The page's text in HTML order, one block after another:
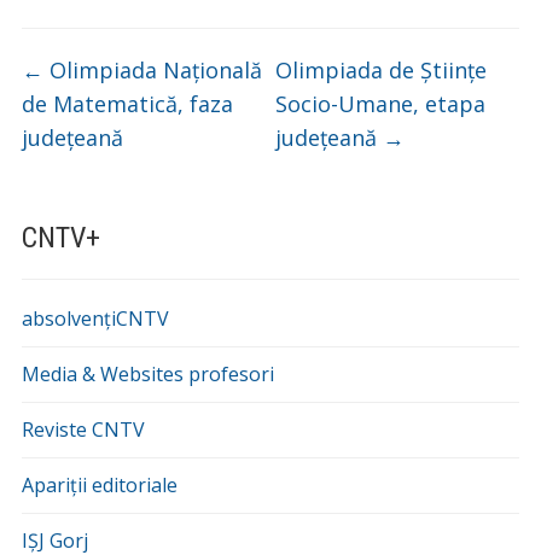
CNTV+
absolvențiCNTV
Media & Websites profesori
Reviste CNTV
Apariții editoriale
IȘJ Gorj
← Olimpiada Naţională
de Matematică, faza
judeţeană
Olimpiada de Științe
Socio-Umane, etapa
județeană →